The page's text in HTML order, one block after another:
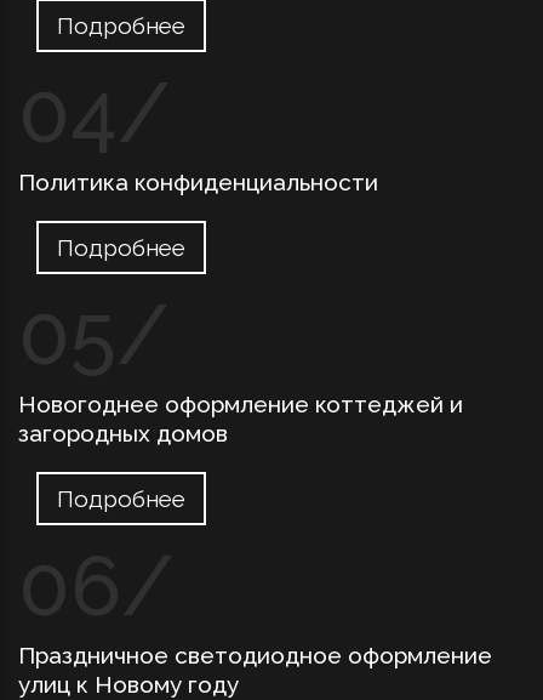
Подробнее
Политика конфиденциальности
Подробнее
Новогоднее оформление коттеджей и
загородных домов
Подробнее
Праздничное светодиодное оформление
улиц к Новому году